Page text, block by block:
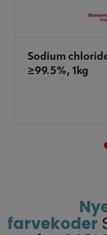
Sodium
≥99.5%, 1kg
farvekoder